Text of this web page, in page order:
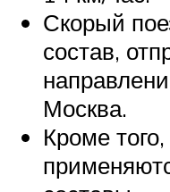
Скорый
состав,
Москва.
Кроме